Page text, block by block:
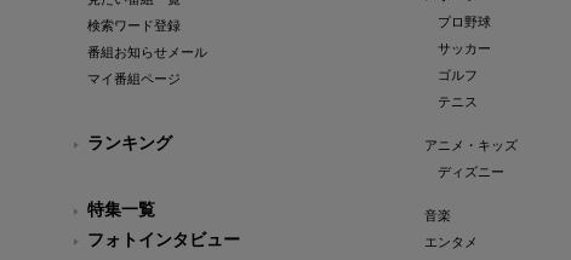
検索ワード登録
番組お知らせメール
マイ番組ページ
ランキング
特集一覧
フォトインタビュー
プロ野球
サッカー
ゴルフ
テニス
アニメ・キッズ
ディズニー
音楽
エンタメ